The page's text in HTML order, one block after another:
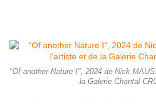
"Of another Nature I", 2024 de Nick
la Galerie Chantal